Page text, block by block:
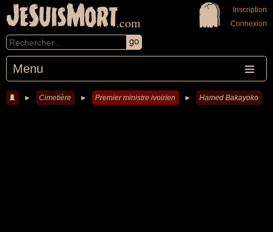
JeSuisMort.com
Menu
Inscription
Connexion
► Cimetière ► Premier ministre ivoirien ► Hamed Bakayoko